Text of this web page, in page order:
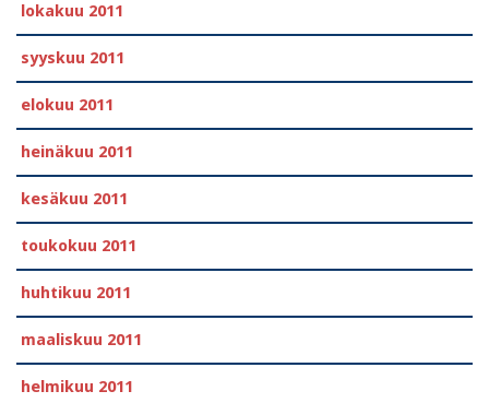
lokakuu 2011
syyskuu 2011
elokuu 2011
heinäkuu 2011
kesäkuu 2011
toukokuu 2011
huhtikuu 2011
maaliskuu 2011
helmikuu 2011